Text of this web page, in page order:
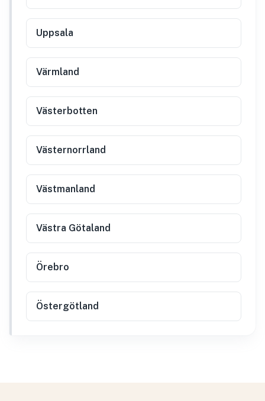
Uppsala
Värmland
Västerbotten
Västernorrland
Västmanland
Västra Götaland
Örebro
Östergötland